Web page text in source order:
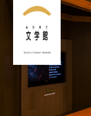
KOCHI LITERARY MUSEUM